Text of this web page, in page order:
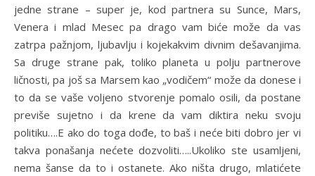
jedne strane – super je, kod partnera su Sunce, Mars,
Venera i mlad Mesec pa drago vam biće može da vas
zatrpa pažnjom, ljubavlju i kojekakvim divnim dešavanjima.
Sa druge strane pak, toliko planeta u polju partnerove
ličnosti, pa još sa Marsem kao „vodičem“ može da donese i
to da se vaše voljeno stvorenje pomalo osili, da postane
previše sujetno i da krene da vam diktira neku svoju
politiku….E ako do toga dođe, to baš i neće biti dobro jer vi
takva ponašanja nećete dozvoliti…..Ukoliko ste usamljeni,
nema šanse da to i ostanete. Ako ništa drugo, mlatićete